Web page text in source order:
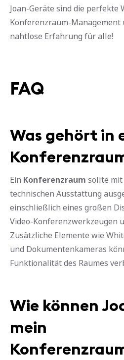
Joan-Geräte sind die perfekte
Konferenzraum-Management
nahtlose Erfahrung für alle!
FAQ
Was gehört in
Ein Konferenzraum sollte
technischen Ausstattung
einschließlich eines großen
Video-Konferenzwerkzeugen
Zusätzliche Elemente wie
und Dokumentenkameras
Funktionalität des Raumes
Wie können
mein